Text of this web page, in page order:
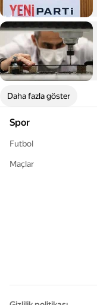
Daha fazla göster
Spor
Futbol
Maçlar